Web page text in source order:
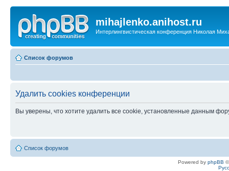
mihajlenko.anihost.ru
Интерлингвистическая конференция Николая
Список форумов
Удалить cookies конференции
Вы уверены, что хотите удалить все cookie, установленные данным
Список форумов
Powered by phpBB